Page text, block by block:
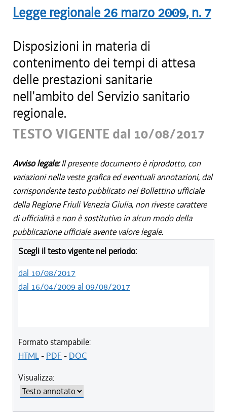
Legge regionale 26 marzo 2009, n. 7
Disposizioni in materia di
contenimento dei tempi di attesa
delle prestazioni sanitarie
nell'ambito del Servizio sanitario
regionale.
TESTO VIGENTE dal 10/08/2017
Avviso legale:Il presente documento è riprodotto, con
variazioni nella veste grafica ed eventuali annotazioni, dal
corrispondente testo pubblicato nel Bollettino ufficiale
della Regione Friuli Venezia Giulia, non riveste carattere
di ufficialità e non è sostitutivo in alcun modo della
pubblicazione ufficiale avente valore legale.
Scegli il testo vigente nel periodo:
dal 10/08/2017
dal 16/04/2009 al 09/08/2017
Formato stampabile:
HTML- PDF - DOC
Visualizza: